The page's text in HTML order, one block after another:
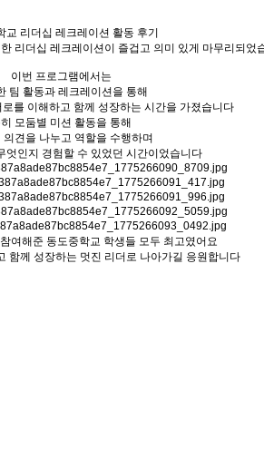
교 리더십 레크레이션 활동 후기
리더십 레크레이션이 즐겁고 의미 있게 마무리되었
이번 프로그램에서는
팀 활동과 레크레이션을 통해
를 이해하고 함께 성장하는 시간을 가졌습니다
모둠별 미션 활동을 통해
의견을 나누고 역할을 수행하며
엇인지 경험할 수 있었던 시간이었습니다
여해준 동도중학교 학생들 모두 최고였어요
함께 성장하는 멋진 리더로 나아가길 응원합니다